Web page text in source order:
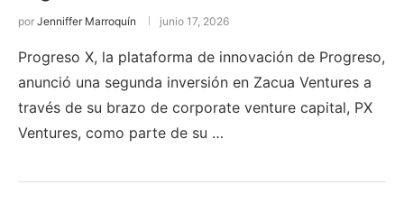
por Jenniffer Marroquín junio 17, 2026
Progreso X, la plataforma de innovación de Progreso,
anunció una segunda inversión en Zacua Ventures a
través de su brazo de corporate venture capital, PX
Ventures, como parte de su …